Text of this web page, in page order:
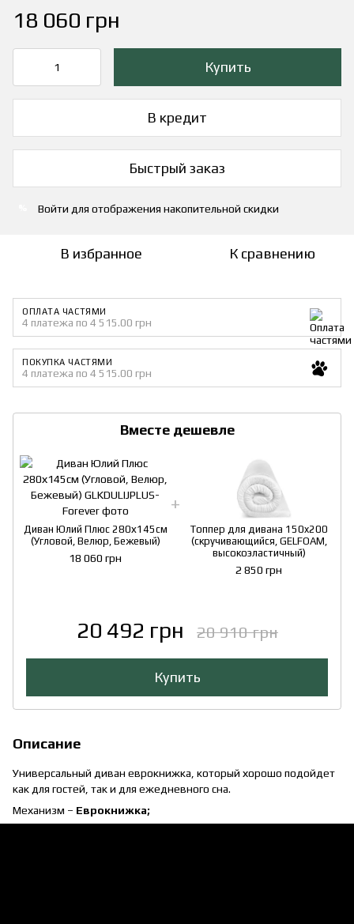
18 060 грн
Купить
В кредит
Быстрый заказ
Войти для отображения накопительной скидки
В избранное К сравнению
ОПЛАТА ЧАСТЯМИ
4 платежа по 4 515.00 грн
ПОКУПКА ЧАСТЯМИ
4 платежа по 4 515.00 грн
Вместе дешевле
Диван Юлий Плюс 280х145см
(Угловой, Велюр, Бежевый)
18 060 грн
Топпер для дивана 150x200
(скручивающийся, GELFOAM,
высокоэластичный)
2 850 грн
20 492 грн 20 910 грн
Купить
Описание
Универсальный диван еврокнижка, который хорошо подойдет
как для гостей, так и для ежедневного сна.
Механизм – Еврокнижка;